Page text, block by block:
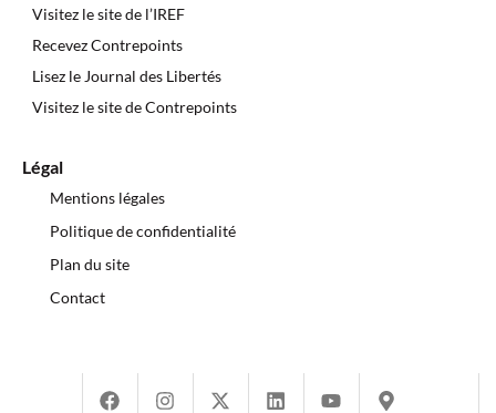
Visitez le site de l’IREF
Recevez Contrepoints
Lisez le Journal des Libertés
Visitez le site de Contrepoints
Légal
Mentions légales
Politique de confidentialité
Plan du site
Contact